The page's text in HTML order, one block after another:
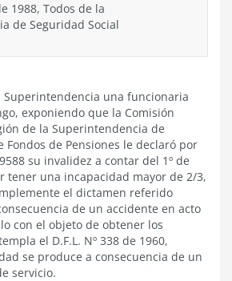
1988, Todos de la
de Seguridad Social
Superintendencia una funcionaria
exponiendo que la Comisión
de la Superintendencia de
de Pensiones le declaró por
su invalidez a contar del 1º de
tener una incapacidad mayor de 2/3,
el dictamen referido
de un accidente en acto
con el objeto de obtener los
el D.F.L. Nº 338 de 1960,
se produce a consecuencia de un
servicio.